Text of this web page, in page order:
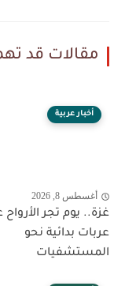
مقالات قد
أخبار عربية
أغسطس 8, 2026
غزة.. يوم تجر الأرواح
عربات بدائية نحو
المستشفيات